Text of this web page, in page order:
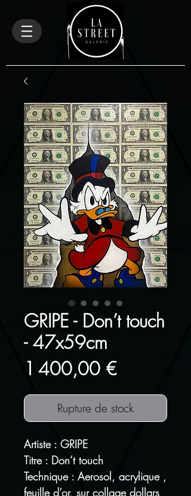
GRIPE - Don’t touch
- 47x59cm
1 400,00 €Prix
Rupture de stock
Artiste : GRIPE
Titre : Don’t touch
Technique : Aerosol, acrylique ,
feuille d’or, sur collage dollars